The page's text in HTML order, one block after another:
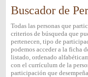
Buscador de
Todas las personas que
criterios de búsqueda que
pertenecen, tipo de
podemos acceder a la ficha
listado, ordenado
con el currículum de la
participación que